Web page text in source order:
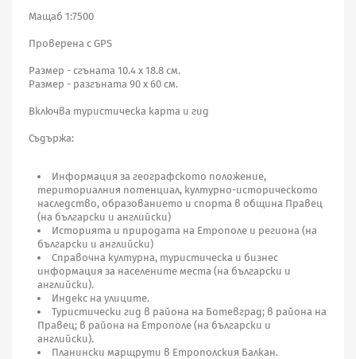
Мащаб 1:7500
Проверена с GPS
Размер - сгъната 10.4 х 18.8 см.
Размер - разгъната 90 х 60 см.
Включва туристическа карта и гид
Съдържа:
Информация за географското положение,
териториалния потенциал, културно-историческото
наследство, образованието и спорта в община Правец
(на български и английски)
Историята и природата на Етрополе и региона (на
български и английски)
Справочна културна, туристическа и бизнес
информация за населените места (на български и
английски).
Индекс на улиците.
Туристически гид в района на Ботевград; в района на
Правец; в района на Етрополе (на български и
английски).
Планински марщрути в Етрополския Балкан.